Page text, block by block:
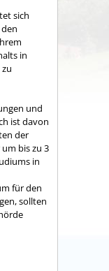
sich
in
und
ist davon
der
bis zu 3
in
für den
sollten